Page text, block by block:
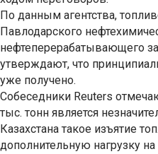
По данным агентства,
Павлодарского
нефтеперерабатывающего
утверждают, что
уже получено.
Собеседники Reuters
тыс. тонн является
Казахстана такое изъятие
дополнительную нагрузку